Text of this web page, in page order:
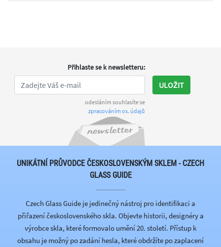
Přihlaste se k newsletteru:
odesláním souhlasíte se
zpracováním os. údajů
ULOŽIT
UNIKÁTNÍ PRŮVODCE ČESKOSLOVENSKÝM SKLEM - CZECH
GLASS GUIDE
Czech Glass Guide je jedinečný nástroj pro identifikaci a
přiřazení československého skla. Objevte historii, designéry a
výrobce skla, které formovalo umění 20. století. Přístup k
obsahu je možný po zadání hesla, které obdržíte po zaplacení